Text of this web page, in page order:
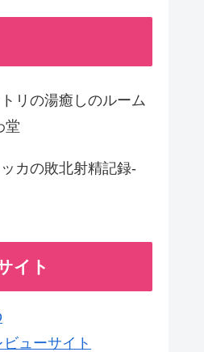
リの湯癒しのルーム
堂
カの敗北射精記録-
イト
ューサイト